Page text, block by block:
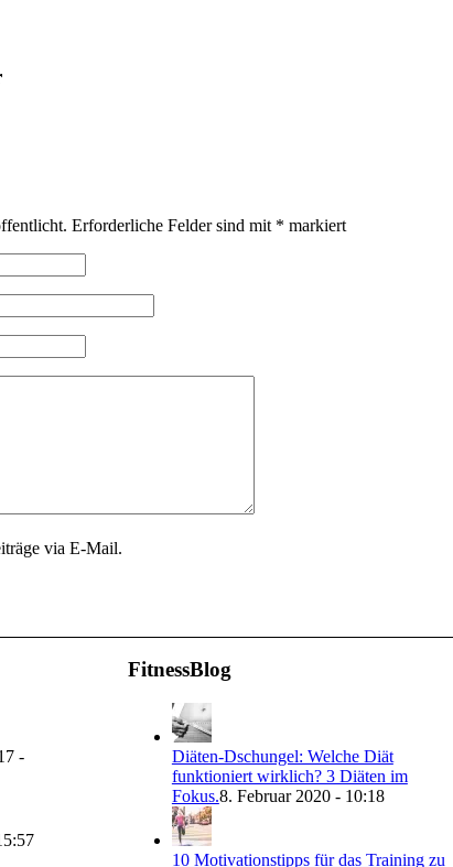
Erforderliche Felder sind mit * markiert
via E-Mail.
-
FitnessBlog
Diäten-Dschungel: Welche Diät
funktioniert wirklich? 3 Diäten im
Fokus.8. Februar 2020 - 10:18
10 Motivationstipps für das Training zu